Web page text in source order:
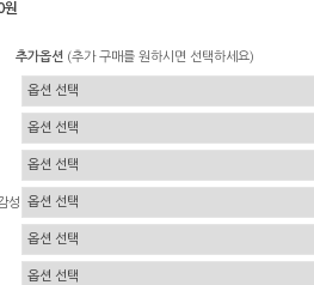
추가옵션 (추가 구매를 원하시면 선택하세요)
성